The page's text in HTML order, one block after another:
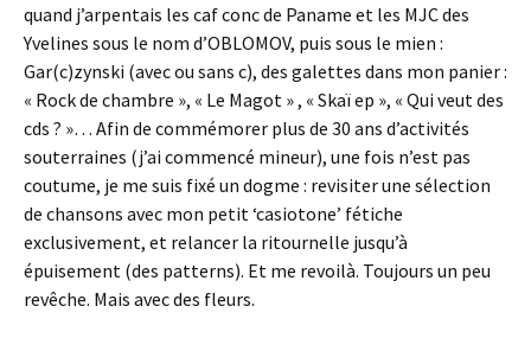
quand j’arpentais les caf conc de Paname et les MJC des
Yvelines sous le nom d’OBLOMOV, puis sous le mien :
Gar(c)zynski (avec ou sans c), des galettes dans mon panier :
« Rock de chambre », « Le Magot » , « Skaï ep », « Qui veut des
cds ? »… Afin de commémorer plus de 30 ans d’activités
souterraines (j’ai commencé mineur), une fois n’est pas
coutume, je me suis fixé un dogme : revisiter une sélection
de chansons avec mon petit ‘casiotone’ fétiche
exclusivement, et relancer la ritournelle jusqu’à
épuisement (des patterns). Et me revoilà. Toujours un peu
revêche. Mais avec des fleurs.